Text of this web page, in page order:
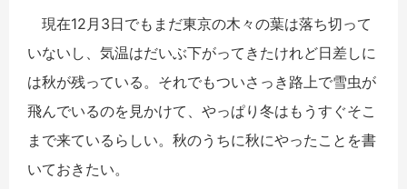
現在12月3日でもまだ東京の木々の葉は落ち切って
いないし、気温はだいぶ下がってきたけれど日差しに
は秋が残っている。それでもついさっき路上で雪虫が
飛んでいるのを見かけて、やっぱり冬はもうすぐそこ
まで来ているらしい。秋のうちに秋にやったことを書
いておきたい。